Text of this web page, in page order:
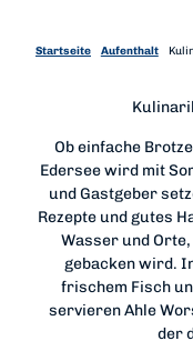
Startseite Aufenthalt
Ob einfache
Edersee wird mit
und Gastgeber
Rezepte und gutes
Wasser und
gebacken wird.
frischem Fisch
servieren Ahle
der